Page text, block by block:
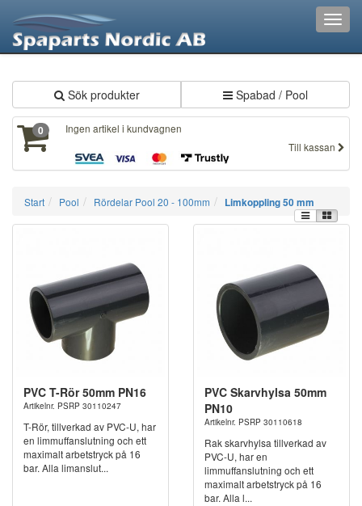
Sök produkter Spabad / Pool
0
Ingen artikel i kundvagnen
Till kassan
Start Pool Rördelar Pool 20 - 100mm Limkoppling 50 mm
PVC T-Rör 50mm PN16
Artikelnr. PSRP 30110247
T-Rör, tillverkad av PVC-U, har
en limmuffanslutning och ett
maximalt arbetstryck på 16
bar. Alla limanslut...
PVC Skarvhylsa 50mm
PN10
Artikelnr. PSRP 30110618
Rak skarvhylsa tillverkad av
PVC-U, har en
limmuffanslutning och ett
maximalt arbetstryck på 16
bar. Alla l...